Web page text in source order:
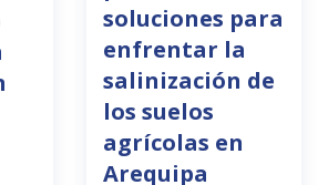
soluciones para
enfrentar la
salinización de
los suelos
agrícolas en
Arequipa